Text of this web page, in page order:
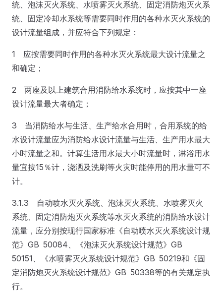
统、泡沫灭火系统、水喷雾灭火系统、固定消防炮灭火系
统、固定冷却水系统等需要同时作用的各种水灭火系统的
设计流量组成，并应符合下列规定：
1 应按需要同时作用的各种水灭火系统最大设计流量之
和确定；
2 两座及以上建筑合用消防给水系统时，应按其中一座
设计流量最大者确定；
3 当消防给水与生活、生产给水合用时，合用系统的给
水设计流量应为消防给水设计流量与生活、生产用水最大
小时流量之和。计算生活用水最大小时流量时，淋浴用水
量宜按15％计，浇洒及洗刷等火灾时能停用的用水量可不
计。
3.1.3 自动喷水灭火系统、泡沫灭火系统、水喷雾灭火
系统、固定消防炮灭火系统等水灭火系统的消防给水设计
流量，应分别按现行国家标准《自动喷水灭火系统设计规
范》GB 50084、《泡沫灭火系统设计规范》GB
50151、《水喷雾灭火系统设计规范》GB 50219和《固
定消防炮灭火系统设计规范》GB 50338等的有关规定执
行。